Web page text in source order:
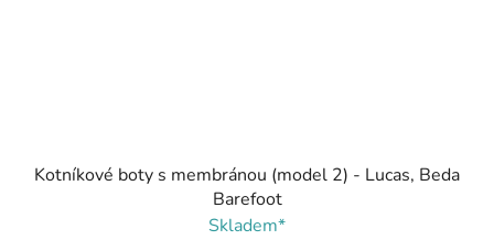
Kotníkové boty s membránou (model 2) - Lucas, Beda
Barefoot
Skladem*